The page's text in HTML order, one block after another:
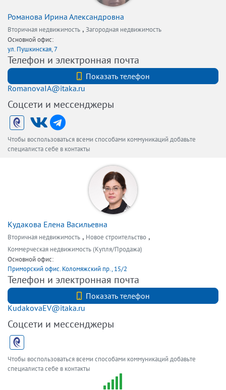
Романова Ирина Александровна
Вторичная недвижимость , Загородная недвижимость
Основной офис:
ул. Пушкинская, 7
Телефон и электронная почта
Показать телефон
RomanovaIA@itaka.ru
Соцсети и мессенджеры
Чтобы воспользоваться всеми способами коммуникаций добавьте
специалиста себе в контакты
Кудакова Елена Васильевна
Вторичная недвижимость , Новое строительство ,
Коммерческая недвижимость (Купля/Продажа)
Основной офис:
Приморский офис. Коломяжский пр., 15/2
Телефон и электронная почта
Показать телефон
KudakovaEV@itaka.ru
Соцсети и мессенджеры
Чтобы воспользоваться всеми способами коммуникаций добавьте
специалиста себе в контакты